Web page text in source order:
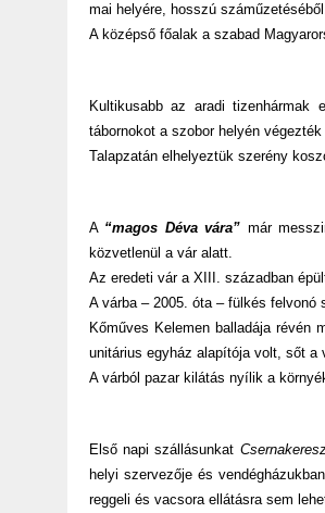
mai helyére, hosszú
A középső főalak a szabad
Kultikusabb az aradi tizenhármak
tábornokot a szobor helyén végezték
Talapzatán elhelyeztük szerény
A “magos Déva vára” már
közvetlenül a vár alatt.
Az eredeti vár a XIII. században
A várba – 2005. óta – fülkés
Kőműves Kelemen balladája
unitárius egyház alapítója volt, sőt a
A várból pazar kilátás nyílik a
Első napi szállásunkat
helyi szervezője és
reggeli és vacsora ellátásra sem